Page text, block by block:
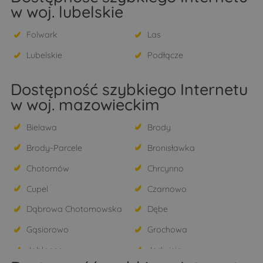
w woj. lubelskie
Folwark
Las
Lubelskie
Podłącze
Dostępność szybkiego Internetu
w woj. mazowieckim
Bielawa
Brody
Brody-Parcele
Bronisławka
Chotomów
Chrcynno
Cupel
Czarnowo
Dąbrowa Chotomowska
Dębe
Gąsiorowo
Grochowa
Jabłonna
Jadwisin